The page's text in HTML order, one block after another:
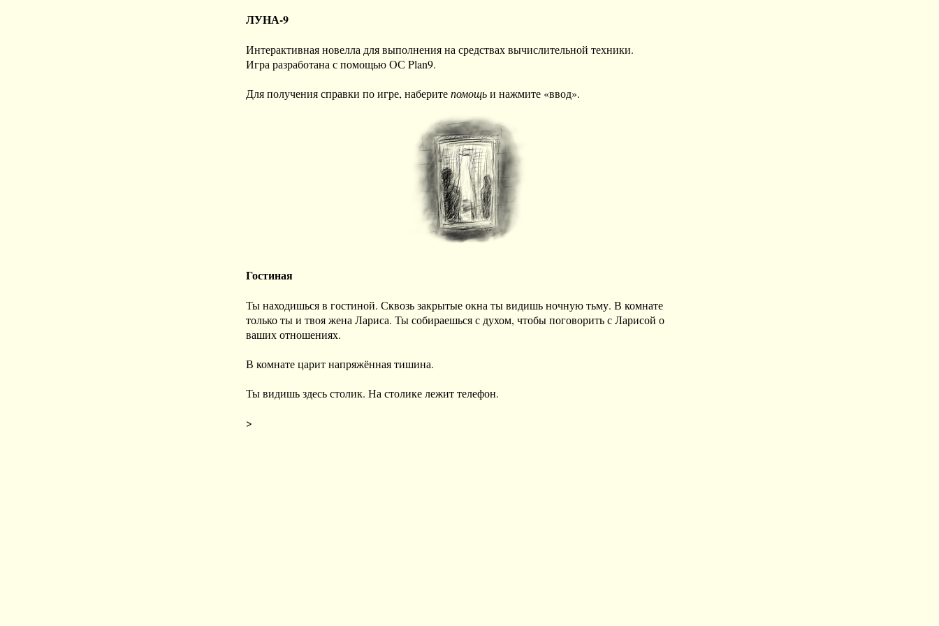
ЛУНА-9
Интерактивная новелла для выполнения на средствах вычислительной техники.
Игра разработана с помощью ОС Plan9.
Для получения справки по игре, наберите помощь и нажмите «ввод».
Гостиная
Ты находишься в гостиной. Сквозь закрытые окна ты видишь ночную тьму. В комнате
только ты и твоя жена Лариса. Ты собираешься с духом, чтобы поговорить с Ларисой о
ваших отношениях.
В комнате царит напряжённая тишина.
Ты видишь здесь столик. На столике лежит телефон.
>